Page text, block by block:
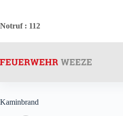
springen
Notruf: 112
Kaminbrand